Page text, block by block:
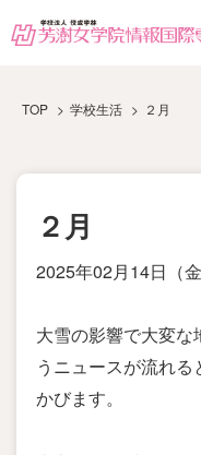
TOP 学校生活 ２月
２月
2025年02月14日（金
大雪の影響で大変な
う ニュースが流れる
かびます。